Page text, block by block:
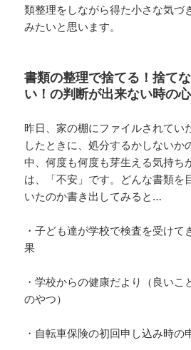
類整理をしながら得た小さな気づ
みたいと思います。
書類の整理で捨てる！捨て
い！の判断が出来ない時の
昨日、家の棚にファイルされてい
したときに、処分するかしないか
中、何度も何度も芽生える気持ち
は、「不安」です。どんな書類を
いたのか書き出してみると…
・子ども達が学校で検査を受け
果
・学校からの健康だより（良いこ
のやつ）
・自転車保険の初回申し込み時の